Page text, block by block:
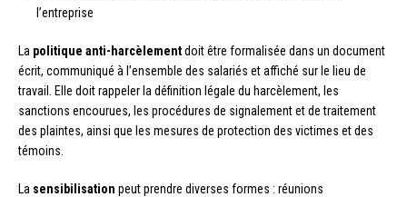
l’entreprise
La politique anti-harcèlementdoit être formalisée dans un document
écrit, communiqué à l’ensemble des salariés et affiché sur le lieu de
travail. Elle doit rappeler la définition légale du harcèlement, les
sanctions encourues, les procédures de signalement et de traitement
des plaintes, ainsi que les mesures de protection des victimes et des
témoins.
La sensibilisation peut prendre diverses formes : réunions